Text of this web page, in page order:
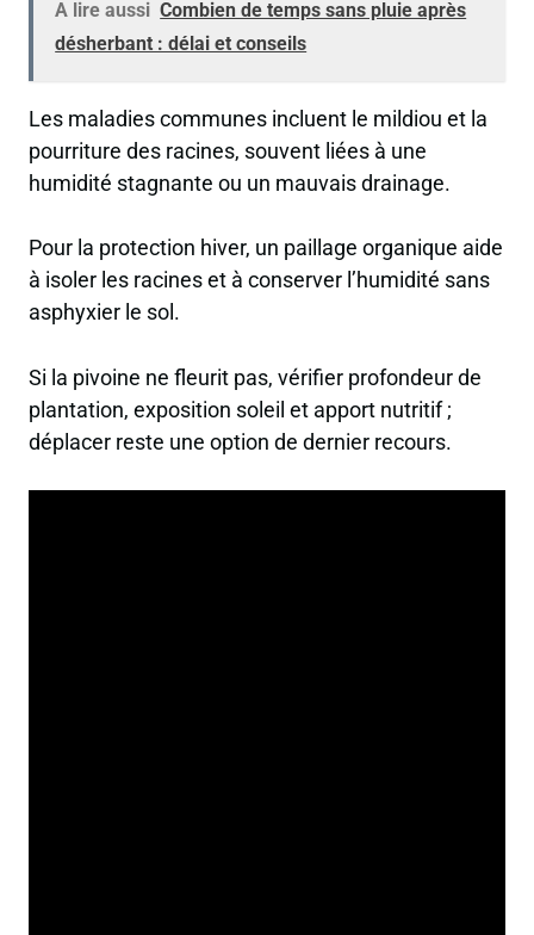
A lire aussi Combien de temps sans pluie après
désherbant : délai et conseils
Les maladies communes incluent le mildiou et la
pourriture des racines, souvent liées à une
humidité stagnante ou un mauvais drainage.
Pour la protection hiver, un paillage organique aide
à isoler les racines et à conserver l’humidité sans
asphyxier le sol.
Si la pivoine ne fleurit pas, vérifier profondeur de
plantation, exposition soleil et apport nutritif ;
déplacer reste une option de dernier recours.